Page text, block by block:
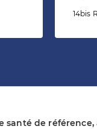
14bis
santé de référence,